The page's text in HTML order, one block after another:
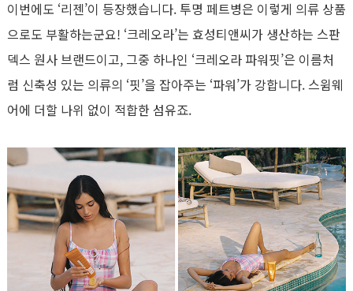
이번에도 ‘리젠’이 등장했습니다. 투명 페트병은 이렇게 의류 상품
으로도 부활하는군요! ‘크레오라’는 효성티앤씨가 생산하는 스판
덱스 원사 브랜드이고, 그중 하나인 ‘크레오라 파워핏’은 이름처
럼 신축성 있는 의류의 ‘핏’을 잡아주는 ‘파워’가 강합니다. 스윔웨
어에 더할 나위 없이 적합한 섬유죠.